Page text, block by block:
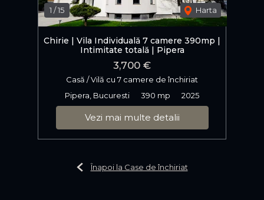
1 /15 Harta
Chirie | Vila Individuală 7 camere 390mp |
Intimitate totală | Pipera
3,700 €
Casă / Vilă cu 7 camere de închiriat
Pipera, Bucuresti
390 mp 2025
Vezi mai multe detalii
Înapoi la Case de închiriat